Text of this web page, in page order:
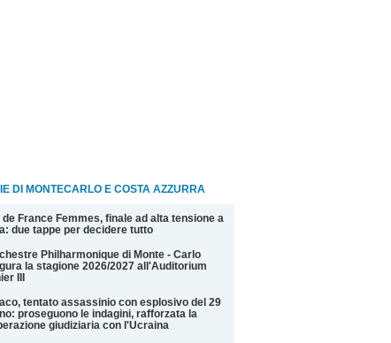
DI MONTECARLO E COSTA AZZURRA
de France Femmes, finale ad alta tensione a
due tappe per decidere tutto
Philharmonique di Monte - Carlo
la stagione 2026/2027 all'Auditorium
III
tentato assassinio con esplosivo del 29
proseguono le indagini, rafforzata la
giudiziaria con l'Ucraina